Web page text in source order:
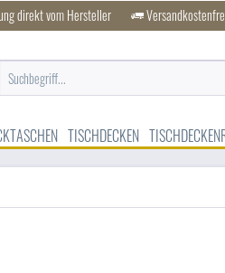
direkt vom Hersteller
TISCHDECKEN